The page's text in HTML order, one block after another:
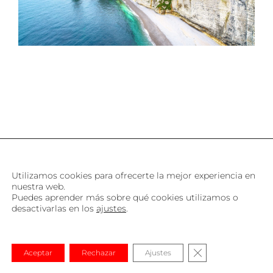
Utilizamos cookies para ofrecerte la mejor experiencia en
nuestra web.
Puedes aprender más sobre qué cookies utilizamos o
desactivarlas en los ajustes.
Aceptar Rechazar Ajustes Cerrar el banner